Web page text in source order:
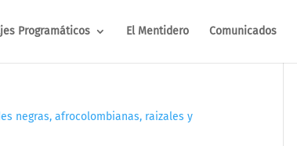
Programáticos El Mentidero Comunicados